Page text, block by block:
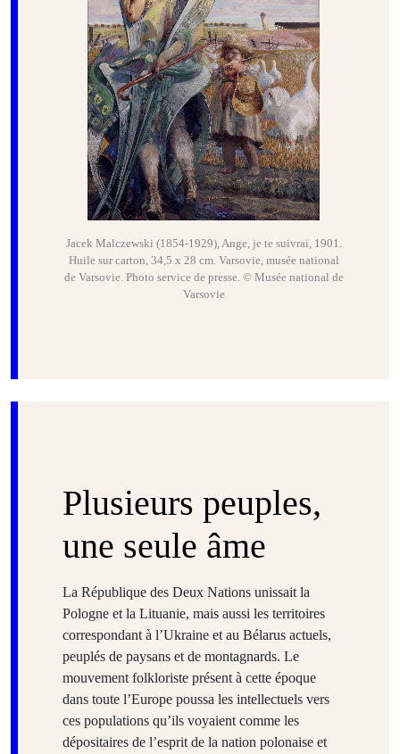
Jacek Malczewski (1854-1929), Ange, je te suivrai, 1901.
Huile sur carton, 34,5 x 28 cm. Varsovie, musée national
de Varsovie. Photo service de presse. © Musée national de
Varsovie
Plusieurs peuples,
une seule âme
La République des Deux Nations unissait la
Pologne et la Lituanie, mais aussi les territoires
correspondant à l’Ukraine et au Bélarus actuels,
peuplés de paysans et de montagnards. Le
mouvement folkloriste présent à cette époque
dans toute l’Europe poussa les intellectuels vers
ces populations qu’ils voyaient comme les
dépositaires de l’esprit de la nation polonaise et